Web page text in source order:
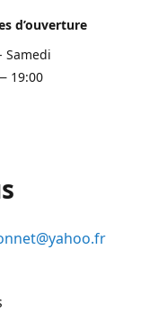
d’ouverture
Samedi
19:00